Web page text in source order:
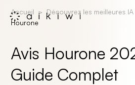
Accueil Découvrez les meilleures
Hourone
Avis Hourone
Guide Complet